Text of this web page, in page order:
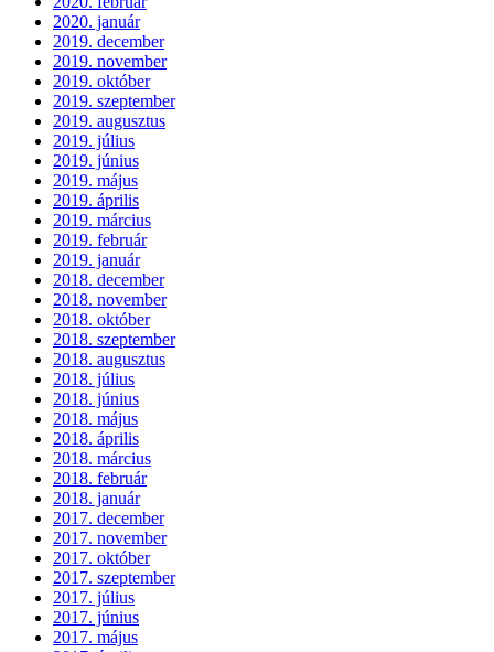
2020. január
2019. december
2019. november
2019. október
2019. szeptember
2019. augusztus
2019. július
2019. június
2019. május
2019. április
2019. március
2019. február
2019. január
2018. december
2018. november
2018. október
2018. szeptember
2018. augusztus
2018. július
2018. június
2018. május
2018. április
2018. március
2018. február
2018. január
2017. december
2017. november
2017. október
2017. szeptember
2017. július
2017. június
2017. május